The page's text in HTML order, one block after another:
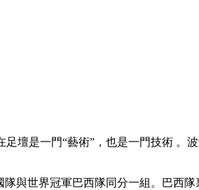
壇是一門“藝術”，也是一門技術 
隊與世界冠軍巴西隊同分一組。巴